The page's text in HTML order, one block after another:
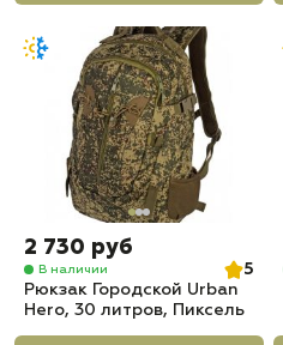
2 730 руб
В наличии
5
Рюкзак Городской Urban
Hero, 30 литров, Пиксель